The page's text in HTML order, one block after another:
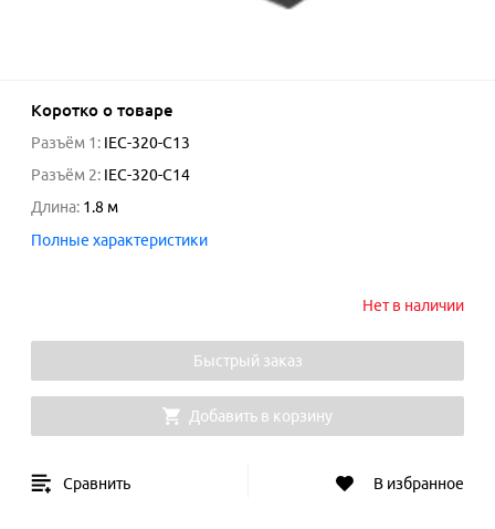
Коротко о товаре
Разъём 1 : IEC-320-C13
Разъём 2: IEC-320-C14
Длина: 1.8 м
Полные характеристики
Нет в наличии
Быстрый заказ
Добавить в корзину
Сравнить В избранное